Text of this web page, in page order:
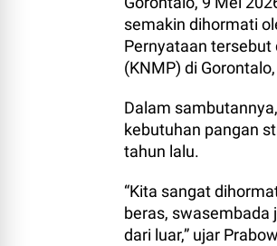
semakin dihormati
Pernyataan
(KNMP) di
Dalam
kebutuhan pangan
tahun lalu.
“Kita sangat
beras, swasembada
dari luar,” ujar